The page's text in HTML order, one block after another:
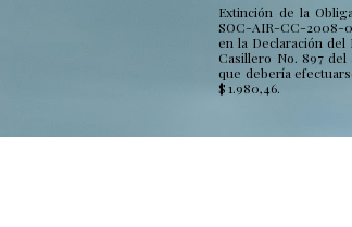
Extinción de la
SOC-AIR-CC-2008-
en la Declaración
Casillero No. 897 del
que debería
$ 1.980,46.